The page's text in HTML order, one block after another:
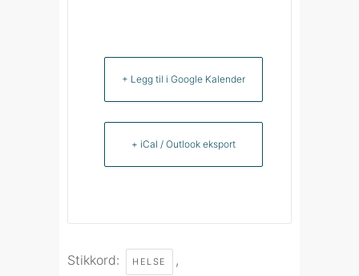
+ Legg til i Google Kalender
+ iCal / Outlook eksport
Stikkord: HELSE ,